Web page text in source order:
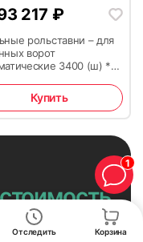
Отследить Корзина
217 ₽
рольставни – для
ворот
3400 (ш) *
Купить
1